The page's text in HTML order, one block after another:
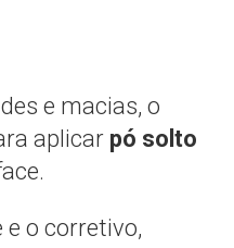
e macias, o
aplicar pó solto
e o corretivo,